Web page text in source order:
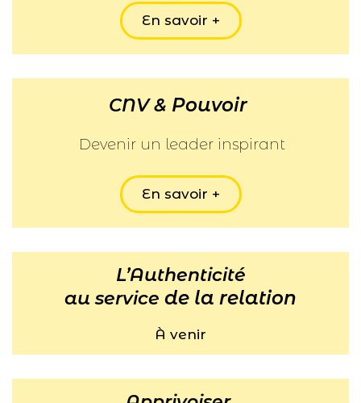
En savoir +
CNV & Pouvoir
Devenir un leader inspirant
En savoir +
L’Authenticité
au service de la relation
À venir